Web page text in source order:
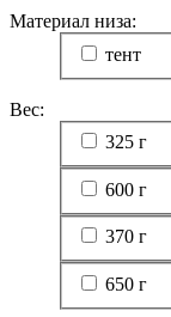
Материал низа:
тент
Вес:
325 г
600 г
370 г
650 г